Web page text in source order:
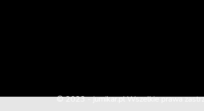
© 2023 -jumikar.plWszelkie prawa